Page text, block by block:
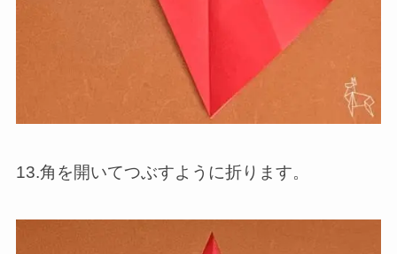
13.角を開いてつぶすように折ります。